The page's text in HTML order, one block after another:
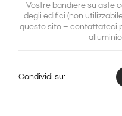
Vostre bandiere su aste
degli edifici (non
questo sito – contattateci
Condividi su: